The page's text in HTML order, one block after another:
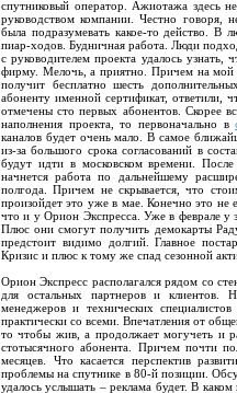
спутниковый оператор. Ажиотажа здесь
руководством компании. Честно говоря,
была подразумевать какое-то действо.
пиар-ходов. Будничная работа. Люди
с руководителем проекта удалось узнать,
фирму. Мелочь, а приятно. Причем на мой
получит бесплатно шесть
абоненту именной сертификат, ответили,
отмечены сто первых абонентов. Скорее
наполнения проекта, то первоначально в
каналов будет очень мало. В самое
из-за большого срока согласований в
будут идти в московском времени.
начнется работа по дальнейшему
полгода. Причем не скрывается, что
произойдет это уже в мае. Конечно это
что и у Орион Экспресса. Уже в феврале у
Плюс они смогут получить демокарты
предстоит видимо долгий. Главное
Кризис и плюс к тому же спад сезонной
Орион Экспресс располагался рядом со
для остальных партнеров и клиентов.
менеджеров и технических
практически со всеми. Впечатления от
то чтобы жив, а продолжает могучеть и
стотысячного абонента. Причем почти
месяцев. Что касается перспектив
проблемы на спутнике в 80-й позиции.
удалось услышать – реклама будет. В